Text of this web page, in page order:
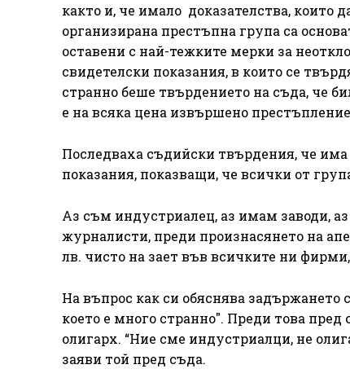
както и, че имало доказателства, които
организирана престъпна група са
оставени с най-тежките мерки за
свидетелски показания, в които се
странно беше твърдението на съда, че
е на всяка цена извършено
Последваха съдийски твърдения, че
показания, показващи, че всички от
Аз съм индустриалец, аз имам заводи,
журналисти, преди произнасянето на
лв. чисто на зает във всичките ни
На въпрос как си обяснява задържането
което е много странно". Преди това пред
олигарх. “Ние сме индустриалци, не
заяви той пред съда.